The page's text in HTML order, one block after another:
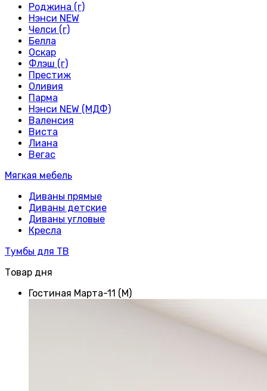
Роджина (г)
Нэнси NEW
Челси (г)
Белла
Оскар
Флэш (г)
Престиж
Оливия
Парма
Нэнси NEW (МДФ)
Валенсия
Виста
Лиана
Вегас
Мягкая мебель
Диваны прямые
Диваны детские
Диваны угловые
Кресла
Тумбы для ТВ
Товар дня
Гостиная Марта-11 (М)